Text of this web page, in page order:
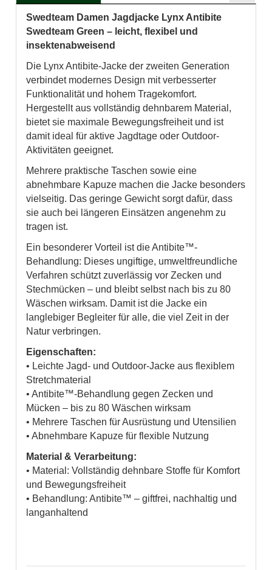
Swedteam Damen Jagdjacke Lynx Antibite
Swedteam Green – leicht, flexibel und
insektenabweisend
Die Lynx Antibite-Jacke der zweiten Generation
verbindet modernes Design mit verbesserter
Funktionalität und hohem Tragekomfort.
Hergestellt aus vollständig dehnbarem Material,
bietet sie maximale Bewegungsfreiheit und ist
damit ideal für aktive Jagdtage oder Outdoor-
Aktivitäten geeignet.
Mehrere praktische Taschen sowie eine
abnehmbare Kapuze machen die Jacke besonders
vielseitig. Das geringe Gewicht sorgt dafür, dass
sie auch bei längeren Einsätzen angenehm zu
tragen ist.
Ein besonderer Vorteil ist die Antibite™-
Behandlung: Dieses ungiftige, umweltfreundliche
Verfahren schützt zuverlässig vor Zecken und
Stechmücken – und bleibt selbst nach bis zu 80
Wäschen wirksam. Damit ist die Jacke ein
langlebiger Begleiter für alle, die viel Zeit in der
Natur verbringen.
Eigenschaften:
• Leichte Jagd- und Outdoor-Jacke aus flexiblem
Stretchmaterial
• Antibite™-Behandlung gegen Zecken und
Mücken – bis zu 80 Wäschen wirksam
• Mehrere Taschen für Ausrüstung und Utensilien
• Abnehmbare Kapuze für flexible Nutzung
Material & Verarbeitung:
• Material: Vollständig dehnbare Stoffe für Komfort
und Bewegungsfreiheit
• Behandlung: Antibite™ – giftfrei, nachhaltig und
langanhaltend